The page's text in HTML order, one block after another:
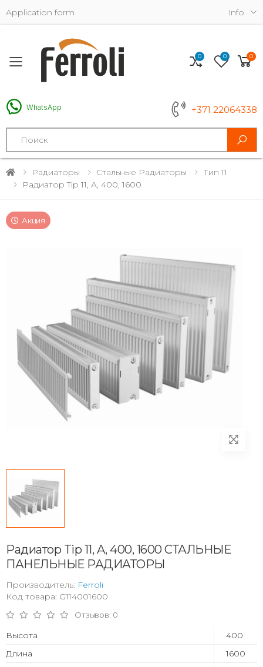
Application form Info
Toggle mobile menu
WhatsApp +371 22064338
Search
0 0 0
Радиаторы Стальные Радиаторы
Тип 11
Радиатор Tip 11, A, 400, 1600
Акция
Радиатор Tip 11, A, 400, 1600 СТАЛЬНЫЕ
ПАНЕЛЬНЫЕ РАДИАТОРЫ
Производитель: Ferroli
Код товара: G114001600
Отзывов: 0
Высота
400
Длина
1600